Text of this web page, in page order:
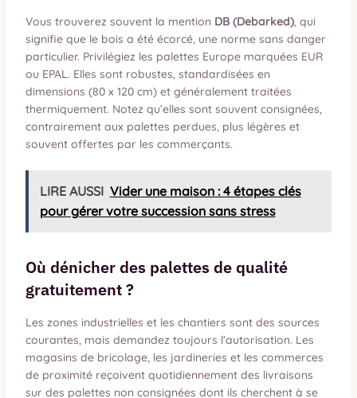
Vous trouverez souvent la mention DB (Debarked), qui
signifie que le bois a été écorcé, une norme sans danger
particulier. Privilégiez les palettes Europe marquées EUR
ou EPAL. Elles sont robustes, standardisées en
dimensions (80 x 120 cm) et généralement traitées
thermiquement. Notez qu’elles sont souvent consignées,
contrairement aux palettes perdues, plus légères et
souvent offertes par les commerçants.
LIRE AUSSI Vider une maison : 4 étapes clés
pour gérer votre succession sans stress
Où dénicher des palettes de qualité
gratuitement ?
Les zones industrielles et les chantiers sont des sources
courantes, mais demandez toujours l’autorisation. Les
magasins de bricolage, les jardineries et les commerces
de proximité reçoivent quotidiennement des livraisons
sur des palettes non consignées dont ils cherchent à se